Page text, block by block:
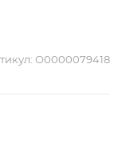
О0000079418